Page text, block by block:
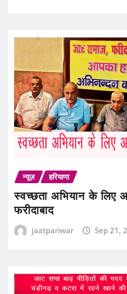
न्यूज़ हरियाणा
स्वच्छता अभियान के लिए
फरीदाबाद
jaatpariwar Sep 21,